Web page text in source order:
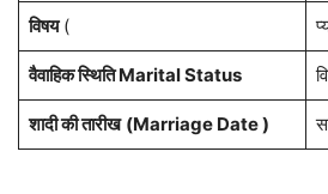
विषय(
वैवाहिक स्थिति Marital Status
शादी की तारीख (Marriage Date )